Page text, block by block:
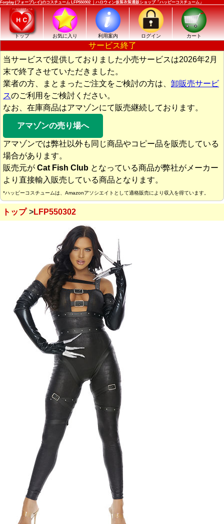
Forplay (フォープレイ)のコスチューム LFP550302 ｜ハロウィン仮装衣装通販ショップ「ハッピーコスチューム」
トップ お気に入り 利用案内 ログイン カート
サービス終了
当サービスで提供しておりました小売サービスは2026年2月
末で終了させていただきました。
業者の方、まとまったご注文をご検討の方は、 卸販売サービ
スのご利用をご検討ください。
なお、在庫商品はアマゾンにて販売継続しております。
アマゾンの売り場へ
アマゾンでは弊社以外も同じ商品やコピー品を販売している
場合があります。
販売元が Cat Fish Club となっている商品が弊社がメーカー
より直接輸入販売している商品となります。
*ハッピーコスチュームは、Amazonアソシエイトとして適格販売により収入を得ています。
トップ LFP550302